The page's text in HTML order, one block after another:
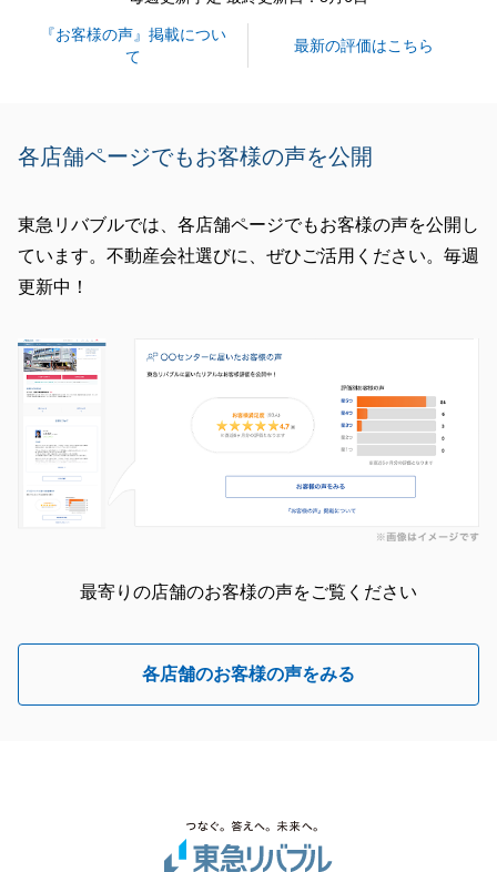
『お客様の声』掲載につい
て
最新の評価はこちら
各店舗ページでもお客様の声を公開
東急リバブルでは、各店舗ページでもお客様の声を公開し
ています。不動産会社選びに、ぜひご活用ください。毎週
更新中！
最寄りの店舗のお客様の声をご覧ください
各店舗のお客様の声をみる